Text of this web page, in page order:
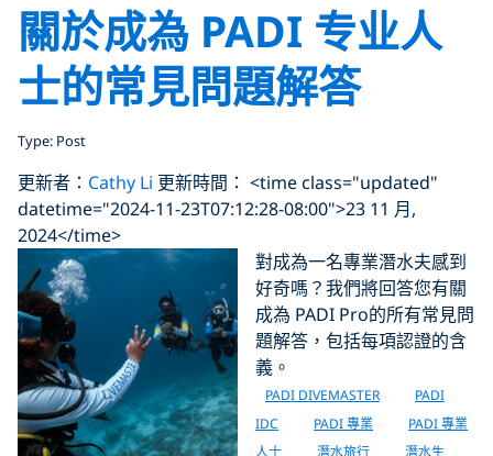
關於成為 PADI 专业人
士的常見問題解答
Type: Post
更新者： Cathy Li 更新時間： <time class="updated"
datetime="2024-11-23T07:12:28-08:00">23 11 月,
2024</time>
對成為一名專業潛水夫感到
好奇嗎？我們將回答您有關
成為 PADI Pro的所有常見問
題解答，包括每項認證的含
義。
PADI DIVEMASTER
PADI
IDC
PADI 專業
PADI 專業
人士
潛水旅行 潛水生